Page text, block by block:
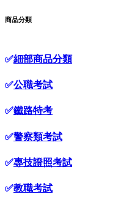
商品分類
✅細部商品分類
✅公職考試
✅鐵路特考
✅警察類考試
✅專技證照考試
✅教職考試